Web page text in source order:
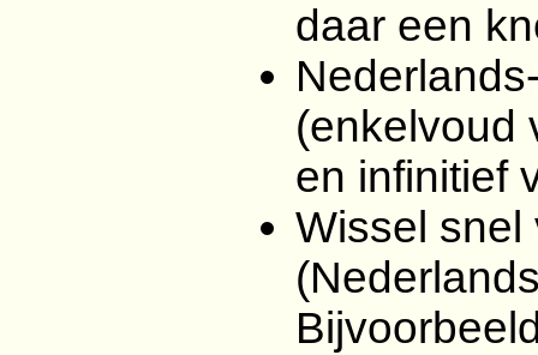
daar een
(enkelvoud
en infinitief
Wissel